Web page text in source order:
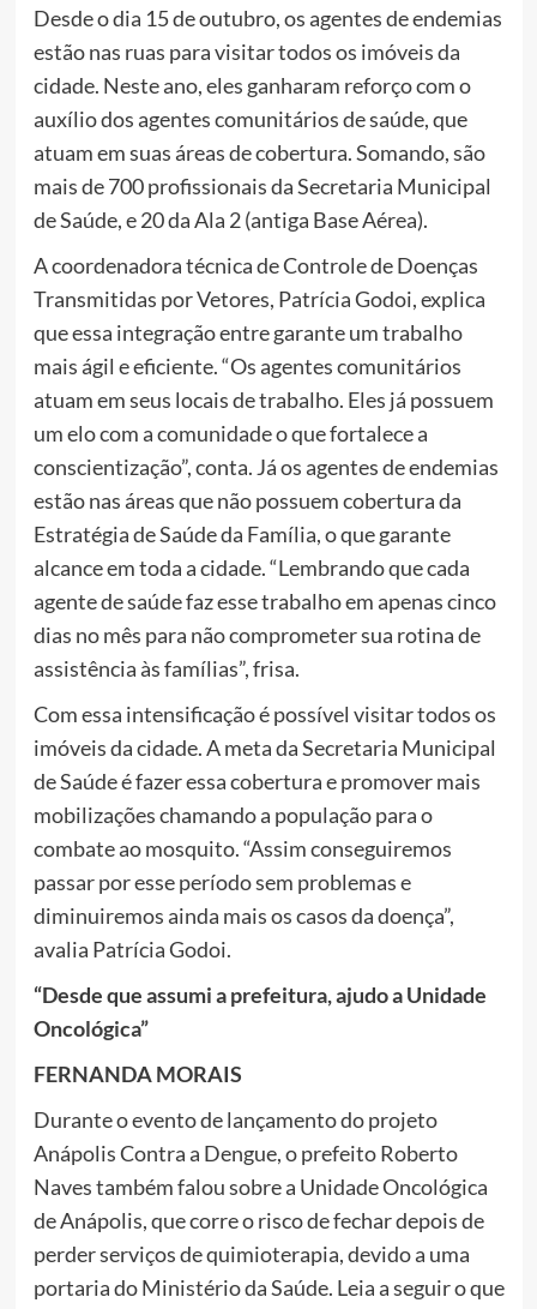
Desde o dia 15 de outubro, os agentes de endemias
estão nas ruas para visitar todos os imóveis da
cidade. Neste ano, eles ganharam reforço com o
auxílio dos agentes comunitários de saúde, que
atuam em suas áreas de cobertura. Somando, são
mais de 700 profissionais da Secretaria Municipal
de Saúde, e 20 da Ala 2 (antiga Base Aérea).
A coordenadora técnica de Controle de Doenças
Transmitidas por Vetores, Patrícia Godoi, explica
que essa integração entre garante um trabalho
mais ágil e eficiente. “Os agentes comunitários
atuam em seus locais de trabalho. Eles já possuem
um elo com a comunidade o que fortalece a
conscientização”, conta. Já os agentes de endemias
estão nas áreas que não possuem cobertura da
Estratégia de Saúde da Família, o que garante
alcance em toda a cidade. “Lembrando que cada
agente de saúde faz esse trabalho em apenas cinco
dias no mês para não comprometer sua rotina de
assistência às famílias”, frisa.
Com essa intensificação é possível visitar todos os
imóveis da cidade. A meta da Secretaria Municipal
de Saúde é fazer essa cobertura e promover mais
mobilizações chamando a população para o
combate ao mosquito. “Assim conseguiremos
passar por esse período sem problemas e
diminuiremos ainda mais os casos da doença”,
avalia Patrícia Godoi.
“Desde que assumi a prefeitura, ajudo a Unidade
Oncológica”
FERNANDA MORAIS
Durante o evento de lançamento do projeto
Anápolis Contra a Dengue, o prefeito Roberto
Naves também falou sobre a Unidade Oncológica
de Anápolis, que corre o risco de fechar depois de
perder serviços de quimioterapia, devido a uma
portaria do Ministério da Saúde. Leia a seguir o que